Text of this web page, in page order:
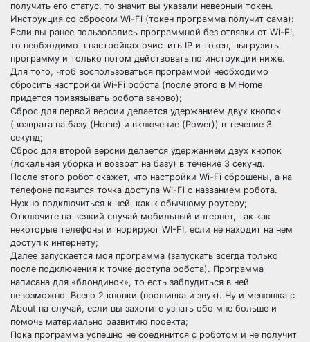
получить его статус, то значит вы указали неверный токен.
Инструкция со сбросом Wi-Fi (токен программа получит сама):
Если вы ранее пользовались программной без отвязки от Wi-Fi,
то необходимо в настройках очистить IP и токен, выгрузить
программу и только потом действовать по инструкции ниже.
Для того, чтоб воспользоваться программой необходимо
сбросить настройки Wi-Fi робота (после этого в MiHome
придется привязывать робота заново);
Сброс для первой версии делается удержанием двух кнопок
(возврата на базу (Home) и включение (Power)) в течение 3
секунд;
Сброс для второй версии делается удержанием двух кнопок
(локальная уборка и возврат на базу) в течение 3 секунд.
После этого робот скажет, что настройки Wi-Fi сброшены, а на
телефоне появится точка доступа Wi-Fi с названием робота.
Нужно подключиться к ней, как к обычному роутеру;
Отключите на всякий случай мобильный интернет, так как
некоторые телефоны игнорируют WI-FI, если не находит на нем
доступ к интернету;
Далее запускается моя программа (запускать всегда только
после подключения к точке доступа робота). Программа
написана для «блондинок», то есть заблудиться в ней
невозможно. Всего 2 кнопки (прошивка и звук). Ну и менюшка с
About на случай, если вы захотите узнать обо мне больше и
помочь материально развитию проекта;
Пока программа успешно не соединится с роботом и не получит